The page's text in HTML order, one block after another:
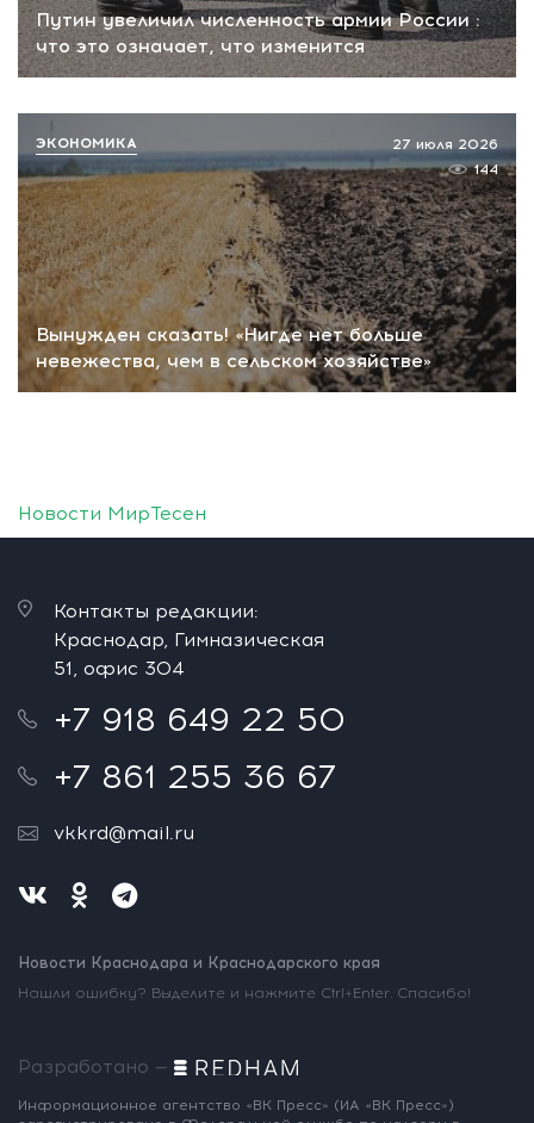
Путин увеличил численность армии России :
что это означает, что изменится
Вынужден сказать! «Нигде нет больше
невежества, чем в сельском хозяйстве»
27 июля 2026
144
ЭКОНОМИКА
Новости МирТесен
Контакты редакции:
Краснодар, Гимназическая
51, офис 304
+7 918 649 22 50
+7 861 255 36 67
vkkrd@mail.ru
Новости Краснодара и Краснодарского края
Нашли ошибку? Выделите и нажмите Ctrl+Enter. Спасибо!
Разработано —
Информационное агентство «ВК Пресс» (ИА «ВК Пресс»)